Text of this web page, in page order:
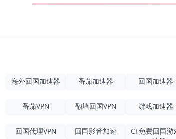
海外回国加速器 番茄加速器 回国加速器
番茄VPN 翻墙回国VPN 游戏加速器
回国代理VPN 回国影音加速
CF免费回国游